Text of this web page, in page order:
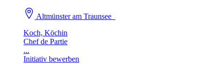
Altmünster am Traunsee
Koch, Köchin
Chef de Partie
...
Initiativ bewerben